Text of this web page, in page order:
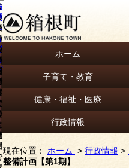
ホーム
子育て・教育
健康・福祉・医療
行政情報
現在位置： ホーム > 行政情報 >
整備計画【第1期】